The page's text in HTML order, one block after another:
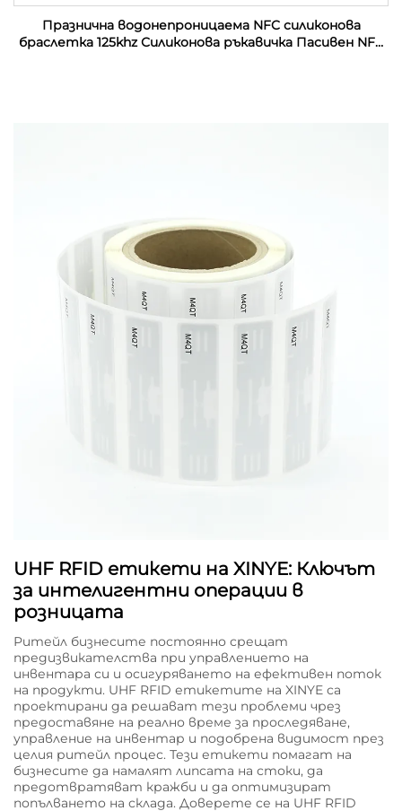
Празнична водонепроницаема NFC силиконова
браслетка 125khz Силиконова ръкавичка Пасивен NFC
UHF RFID етикети на XINYE: Ключът
за интелигентни операции в
розницата
Ритейл бизнесите постоянно срещат
предизвикателства при управлението на
инвентара си и осигуряването на ефективен поток
на продукти. UHF RFID етикетите на XINYE са
проектирани да решават тези проблеми чрез
предоставяне на реално време за проследяване,
управление на инвентар и подобрена видимост през
целия ритейл процес. Тези етикети помагат на
бизнесите да намалят липсата на стоки, да
предотвратяват кражби и да оптимизират
попълването на склада. Доверете се на UHF RFID